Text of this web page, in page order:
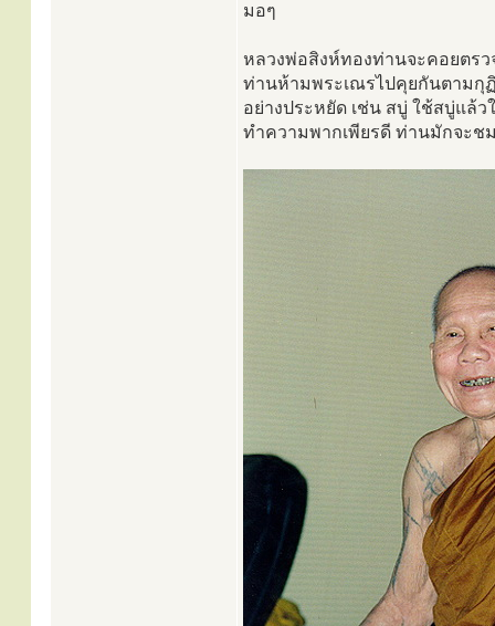
มอๆ
หลวงพ่อสิงห์ทองท่านจะคอยตรว
ท่านห้ามพระเณรไปคุยกันตามกุ
อย่างประหยัด เช่น สบู่ ใช้สบู่แล้ว
ทำความพากเพียรดี ท่านมักจะช